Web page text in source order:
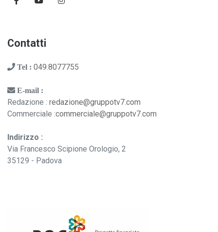
Contatti
Tel : 049.8077755
E-mail :
Redazione : redazione@gruppotv7.com
Commerciale :commerciale@gruppotv7.com
Indirizzo :
Via Francesco Scipione Orologio, 2
35129 - Padova